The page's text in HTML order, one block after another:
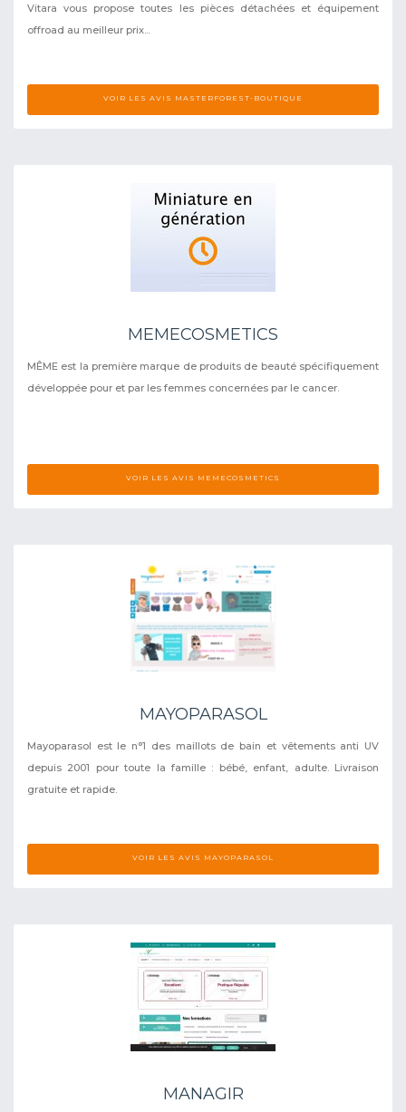
Vitara vous propose toutes les pièces détachées et équipement
offroad au meilleur prix...
VOIR LES AVIS MASTERFOREST-BOUTIQUE
MEMECOSMETICS
MÊME est la première marque de produits de beauté spécifiquement
développée pour et par les femmes concernées par le cancer.
VOIR LES AVIS MEMECOSMETICS
MAYOPARASOL
Mayoparasol est le n°1 des maillots de bain et vêtements anti UV
depuis 2001 pour toute la famille : bébé, enfant, adulte. Livraison
gratuite et rapide.
VOIR LES AVIS MAYOPARASOL
MANAGIR